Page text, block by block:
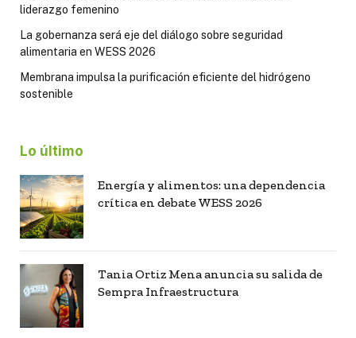
liderazgo femenino
La gobernanza será eje del diálogo sobre seguridad
alimentaria en WESS 2026
Membrana impulsa la purificación eficiente del hidrógeno
sostenible
Lo último
Energía y alimentos: una dependencia
crítica en debate WESS 2026
Tania Ortiz Mena anuncia su salida de
Sempra Infraestructura